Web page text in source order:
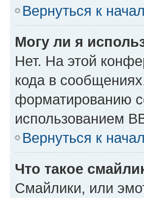
Вернуться к
Могу ли я
Нет. На этой
кода в
форматированию
использованием
Вернуться к
Что такое
Смайлики, или